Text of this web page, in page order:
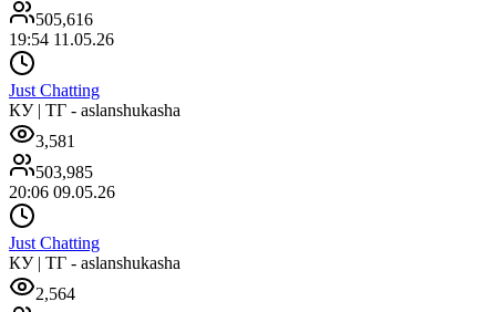
505,616
19:54 11.05.26
Just Chatting
КУ | ТГ - aslanshukasha
3,581
503,985
20:06 09.05.26
Just Chatting
КУ | ТГ - aslanshukasha
2,564